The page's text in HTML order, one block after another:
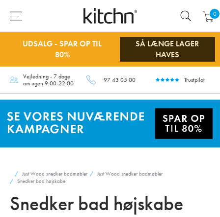
0
UDSALG - SPAR OP TIL
80%
SÅ LÆNGE LAGER
HAVES
Vejledning - 7 dage
om ugen 9.00-22.00
97 43 05 00 Trustpilot
Just Wood snedker badmøbler
Just Wood snedker badmøbler
Snedker bad højskabe
Snedker bad højskabe